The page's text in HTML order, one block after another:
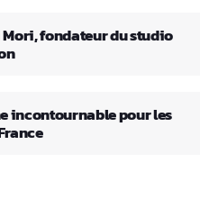
Mori, fondateur du studio
incontournable pour les